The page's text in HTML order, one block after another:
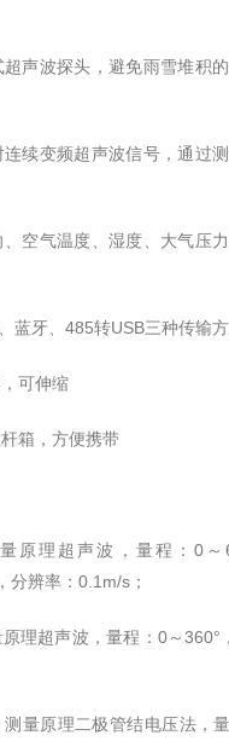
声波探头，避免雨雪堆积
续变频超声波信号，通过
空气温度、湿度、大气压
蓝牙、485转USB三种传输
可伸缩
箱，方便携带
原理超声波，量程：0～
分辨率：0.1m/s；
理超声波，量程：0～360°
测量原理二极管结电压法，